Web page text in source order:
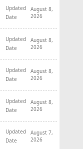
Updated
Date
August 8,
2026
Updated
Date
August 8,
2026
Updated
Date
August 8,
2026
Updated
Date
August 8,
2026
Updated
Date
August 7,
2026